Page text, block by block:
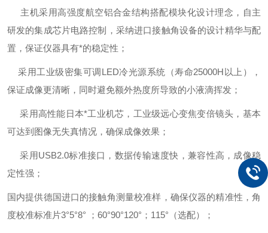
主机采用高强度航空铝合金结构搭配模块化设计理念，自主
研发的集成芯片电路控制，采纳进口接触角设备的设计精华与配
置，保证仪器具有*的稳定性；
采用工业级密集可调LED冷光源系统（寿命25000H以上），
保证成像更清晰，同时避免额外热度所导致的小液滴挥发；
采用高性能日本*工业机芯，工业级远心变焦变倍镜头，基本
可达到图像无失真情况，确保成像效果；
采用USB2.0标准接口，数据传输速度快，兼容性高，成像稳
定性强；
国内提供德国进口的接触角测量校准样，确保仪器的精准性，角
度校准标准片3°5°8° ；60°90°120°；115°（选配）；